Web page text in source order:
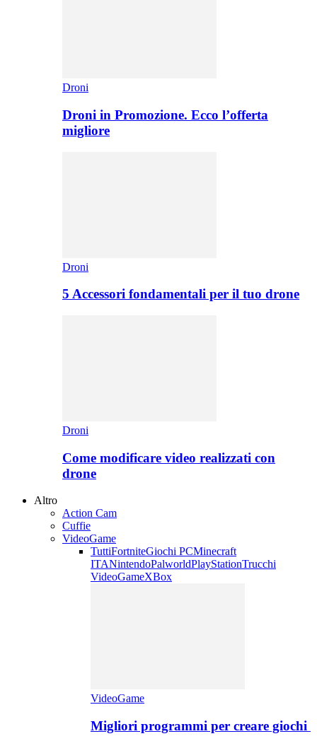
Droni
Droni in Promozione. Ecco l’offerta
migliore
Droni
5 Accessori fondamentali per il tuo drone
Droni
Come modificare video realizzati con
drone
Altro
Action Cam
Cuffie
VideoGame
TuttiFortniteGiochi PCMinecraft
ITANintendoPalworldPlayStationTrucchi
VideoGameXBox
VideoGame
Migliori programmi per creare giochi